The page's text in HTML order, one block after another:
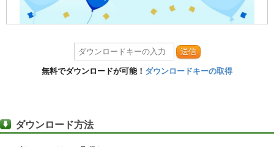
送信
無料でダウンロードが可能！ ダウンロードキーの取得
ダウンロード方法